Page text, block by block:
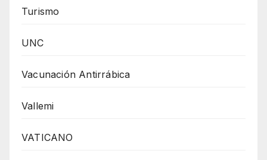
Turismo
UNC
Vacunación Antirrábica
Vallemi
VATICANO